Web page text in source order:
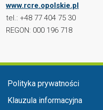
www.rcre.opolskie.pl
tel.: +48 77 404 75 30
REGON: 000 196 718
Menu stopka
Polityka prywatności
Klauzula informacyjna